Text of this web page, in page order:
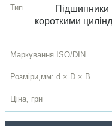
Підшипники
короткими